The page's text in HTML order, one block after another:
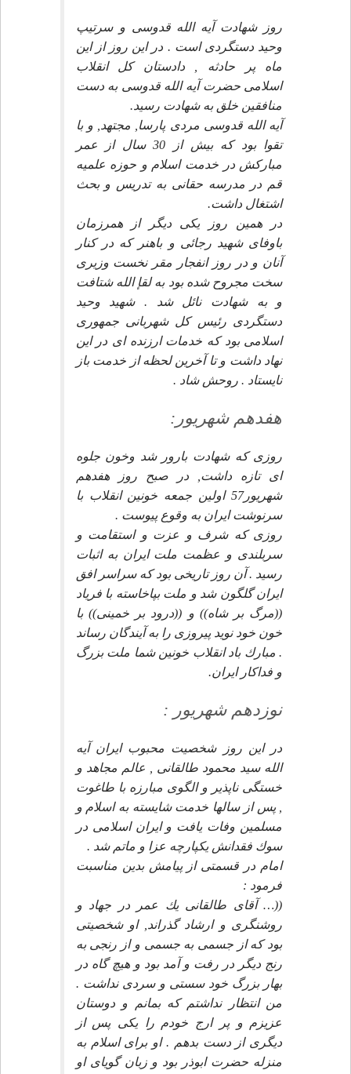
روز شهادت آيه الله قدوسى و سرتيپ
وحيد دستگردى است . در اين روز از اين
ماه پر حادثه , دادستان كل انقلاب
اسلامى حضرت آيه الله قدوسى به دست
منافقين خلق به شهادت رسيد.
آيه الله قدوسى مردى پارسا, مجتهد, و با
تقوا بود كه بيش از 30 سال از عمر
مباركش در خدمت اسلام و حوزه علميه
قم در مدرسه حقانى به تدريس و بحث
اشتغال داشت.
در همين روز يكى ديگر از همرزمان
باوفاى شهيد رجائى و باهنر كه در كنار
آنان و در روز انفجار مقر نخست وزيرى
سخت مجروح شده بود به لقإ الله شتافت
و به شهادت نائل شد . شهيد وحيد
دستگردى رئيس كل شهربانى جمهورى
اسلامى بود كه خدمات ارزنده اى در اين
نهاد داشت و تا آخرين لحظه از خدمت باز
نايستاد . روحش شاد .
هفدهم شهريور:
روزى كه شهادت بارور شد وخون جلوه
اى تازه داشت, در صبح روز هفدهم
شهريور57 اولين جمعه خونين انقلاب با
سرنوشت ايران به وقوع پيوست .
روزى كه شرف و عزت و استقامت و
سربلندى و عظمت ملت ايران به اثبات
رسيد . آن روز تاريخى بود كه سراسر افق
ايران گلگون شد و ملت بپاخاسته با فرياد
((مرگ بر شاه)) و ((درود بر خمينى)) با
خون خود نويد پيروزى را به آيندگان رساند
. مبارك باد انقلاب خونين شما ملت بزرگ
و فداكار ايران.
نوزدهم شهريور :
در اين روز شخصيت محبوب ايران آيه
الله سيد محمود طالقانى , عالم مجاهد و
خستگى ناپذير و الگوى مبارزه با طاغوت
, پس از سالها خدمت شايسته به اسلام و
مسلمين وفات يافت و ايران اسلامى در
سوك فقدانش يكپارچه عزا و ماتم شد .
امام در قسمتى از پيامش بدين مناسبت
فرمود :
((… آقاى طالقانى يك عمر در جهاد و
روشنگرى و ارشاد گذراند, او شخصيتى
بود كه از جسمى به جسمى و از رنجى به
رنج ديگر در رفت و آمد بود و هيچ گاه در
بهار بزرگ خود سستى و سردى نداشت .
من انتظار نداشتم كه بمانم و دوستان
عزيزم و پر ارج خودم را يكى پس از
ديگرى از دست بدهم . او براى اسلام به
منزله حضرت ابوذر بود و زبان گوياى او